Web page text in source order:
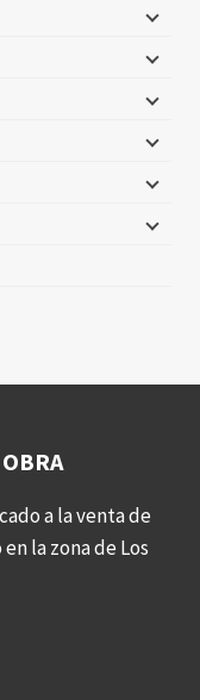
a la venta de
la zona de Los